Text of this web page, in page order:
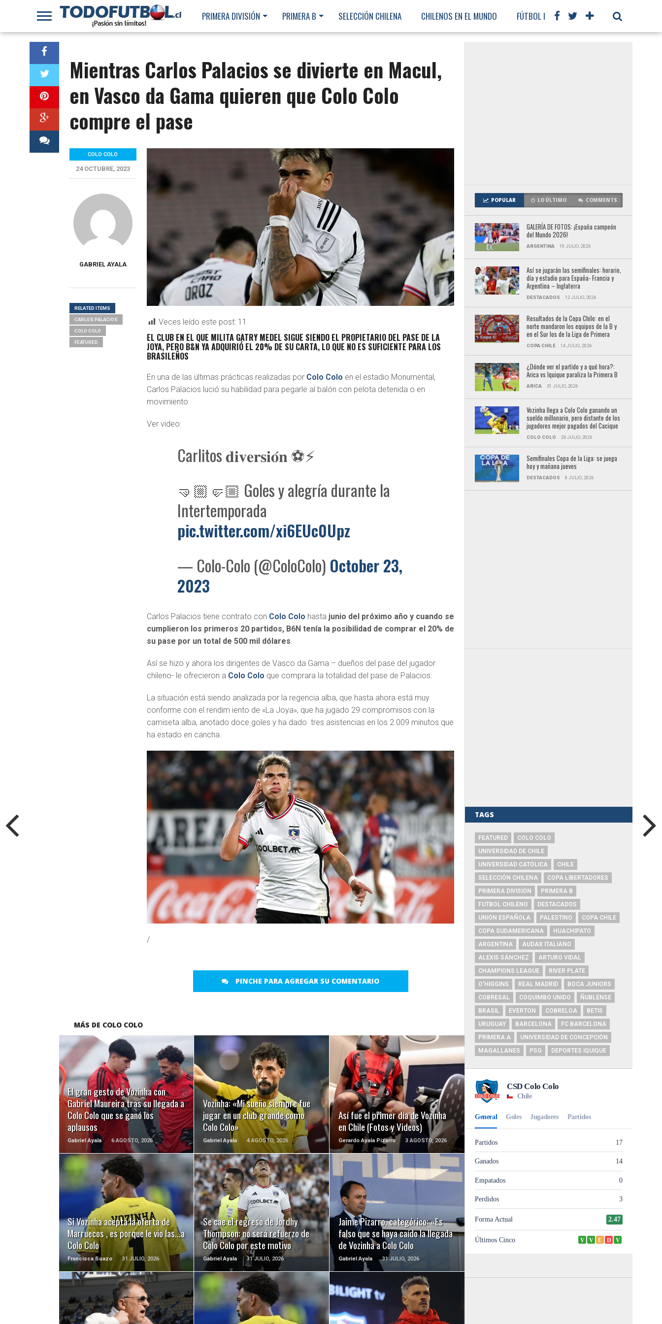
PRIMERA DIVISIÓN PRIMERA B SELECCIÓN CHILENA CHILENOS EN EL MUNDO FÚTBOL INTERNACIONAL
Mientras Carlos Palacios se divierte en Macul,
en Vasco da Gama quieren que Colo Colo
compre el pase
Veces leído este post: 11
EL CLUB EN EL QUE MILITA GATRY MEDEL SIGUE SIENDO EL PROPIETARIO DEL PASE DE LA
JOYA, PERO B&N YA ADQUIRIÓ EL 20% DE SU CARTA, LO QUE NO ES SUFICIENTE PARA LOS
BRASILEÑOS
En una de las últimas prácticas realizadas por Colo Colo en el estadio Monumental,
Carlos Palacios lució su habilidad para pegarle al balón con pelota detenida o en
movimiento
Ver video:
Carlitos 𝐝𝐢𝐯𝐞𝐫𝐬𝐢𝐨́𝐧 ⚽️⚡️
🤜🏼🤛🏼 Goles y alegría durante la
Intertemporada
pic.twitter.com/xi6EUc0Upz
— Colo-Colo (@ColoColo) October 23,
2023
Carlos Palacios tiene contrato con Colo Colo hasta junio del próximo año y cuando se
cumplieron los primeros 20 partidos, B6N tenía la posibilidad de comprar el 20% de
su pase por un total de 500 mil dólares.
Así se hizo y ahora los dirigentes de Vasco da Gama – dueños del pase del jugador
chileno- le ofrecieron a Colo Colo que comprara la totalidad del pase de Palacios.
La situación está siendo analizada por la regencia alba, que hasta ahora está muy
conforme con el rendim iento de «La Joya», que ha jugado 29 compromisos con la
camiseta alba, anotado doce goles y ha dado tres asistencias en los 2.009 minutos que
ha estado en cancha.
/
PINCHE PARA AGREGAR SU COMENTARIO
COLO COLO
24 OCTUBRE, 2023
GABRIEL AYALA
RELATED ITEMS
CARLOS PALACIOS
COLO COLO
FEATURED
MÁS DE COLO COLO
El gran gesto de Vozinha con
Gabriel Maureira tras su llegada a
Colo Colo que se ganó los
aplausos
Gabriel Ayala 6 AGOSTO, 2026
LEER MÁS
Vozinha: «Mi sueño siempre fue
jugar en un club grande como
Colo Colo»
Gabriel Ayala 4 AGOSTO, 2026
LEER MÁS
Así fue el primer día de Vozinha
en Chile (Fotos y Videos)
Gerardo Ayala Pizarro 3 AGOSTO, 2026
LEER MÁS
Si Vozinha acepta la oferta de
Marruecos , es porque le vio las…a
Colo Colo
Francisca Suazo 31 JULIO, 2026
LEER MÁS
Se cae el regreso de Jordhy
Thompson: no será refuerzo de
Colo Colo por este motivo
Gabriel Ayala 31 JULIO, 2026
LEER MÁS
Jaime Pizarro, categórico: «Es
falso que se haya caído la llegada
de Vozinha a Colo Colo
Gabriel Ayala 31 JULIO, 2026
LEER MÁS
LEER MÁS LEER MÁS LEER MÁS
POPULAR LO ÚLTIMO COMMENTS
GALERÍA DE FOTOS: ¡España campeón
del Mundo 2026!
ARGENTINA 19 JULIO, 2026
Así se jugarán las semifinales: horario,
día y estadio para España- Francia y
Argentina – Inglaterra
DESTACADOS 12 JULIO, 2026
Resultados de la Copa Chile: en el
norte mandaron los equipos de la B y
en el Sur los de la Liga de Primera
COPA CHILE 14 JULIO, 2026
¿Dónde ver el partido y a qué hora?:
Arica vs Iquique paraliza la Primera B
ARICA 31 JULIO, 2026
Vozinha llega a Colo Colo ganando un
sueldo millonario, pero distante de los
jugadores mejor pagados del Cacique
COLO COLO 26 JULIO, 2026
Semifinales Copa de la Liga: se juega
hoy y mañana jueves
DESTACADOS 8 JULIO, 2026
TAGS
FEATURED
COLO COLO
UNIVERSIDAD DE CHILE
UNIVERSIDAD CATÓLICA
CHILE
SELECCIÓN CHILENA
COPA LIBERTADORES
PRIMERA DIVISIÓN
PRIMERA B
FUTBOL CHILENO
DESTACADOS
UNIÓN ESPAÑOLA
PALESTINO
COPA CHILE
COPA SUDAMERICANA
HUACHIPATO
ARGENTINA
AUDAX ITALIANO
ALEXIS SÁNCHEZ
ARTURO VIDAL
CHAMPIONS LEAGUE
RIVER PLATE
O'HIGGINS
REAL MADRID
BOCA JUNIORS
COBRESAL
COQUIMBO UNIDO
ÑUBLENSE
BRASIL
EVERTON COBRELOA
BETIS
URUGUAY
BARCELONA
FC BARCELONA
PRIMERA A
UNIVERSIDAD DE CONCEPCIÓN
MAGALLANES
PSG DEPORTES IQUIQUE